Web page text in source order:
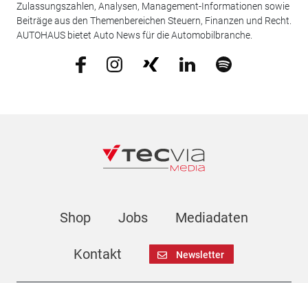
Zulassungszahlen, Analysen, Management-Informationen sowie
Beiträge aus den Themenbereichen Steuern, Finanzen und Recht.
AUTOHAUS bietet Auto News für die Automobilbranche.
Shop Jobs Mediadaten
Kontakt Newsletter